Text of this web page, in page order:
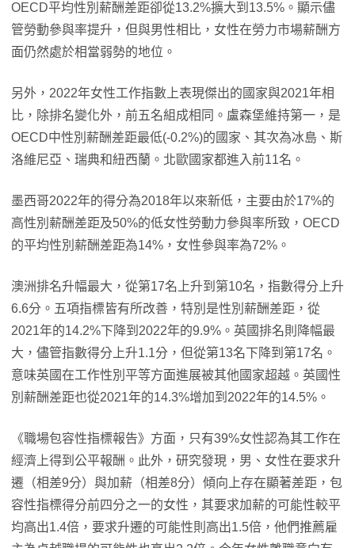
OECD平均性別薪酬差距卻從13.2%擴大到13.5%。顯示儘
管勞動參與率提升，但與男性相比，女性在勞力市場薪酬方
面仍然處於相當弱勢的地位。
另外，2022年女性工作指數上表現傑出的國家與2021年相
比，除排名變化外，前五名組成相同。盧森堡維持第一，是
OECD中性別薪酬差距最低(-0.2%)的國家、其次為冰島、斯
洛維尼亞、瑞典和紐西蘭。北歐國家都進入前11名。
墨西哥2022年的得分為2018年以來新低，主要由於17%的
高性別薪酬差距及50%的低女性勞動力參與率所致，OECD
的平均性別薪酬差距為14%，女性參與率為72%。
澳洲排名升幅最大，從第17名上升到第10名，指數得分上升
6.6分。五項指標皆有所改善，特別是性別薪酬差距，從
2021年的14.2%下降到2022年的9.9%。英國排名則降幅最
大，儘管指數得分上升1.1分，但從第13名下降到第17名。
意味英國在工作性別平等方面進展被其他國家超越。英國性
別薪酬差距也從2021年的14.3%增加到2022年的14.5%。
《職場包容性指標報告》方面，只有39%女性認為其工作在
經濟上得到公平報酬。此外，研究發現，男、女性在要求升
遷（相差9分）與加薪（相差8分）傾向上存在顯著差距，包
容性指標得分前四分之一的女性，其要求加薪的可能性較平
均高出1.4倍，要求升遷的可能性則高出1.5倍，他們推薦雇